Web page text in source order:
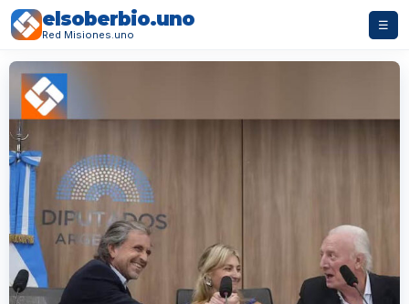
elsoberbio.uno
Red Misiones.uno
☰